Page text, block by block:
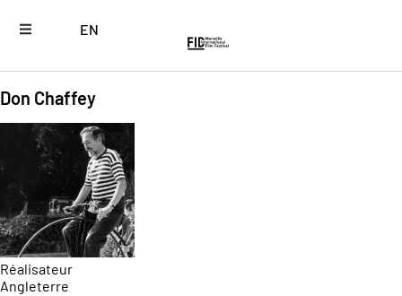
EN
Don Chaffey
Réalisateur
Angleterre